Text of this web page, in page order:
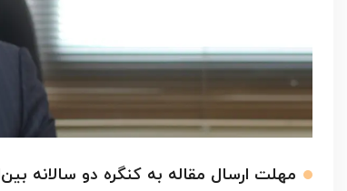
مهلت ارسال مقاله به کنگره دو سالانه